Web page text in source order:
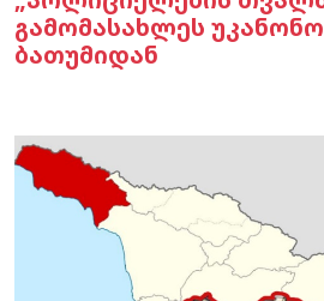
გამომასახლეს
ბათუმიდან